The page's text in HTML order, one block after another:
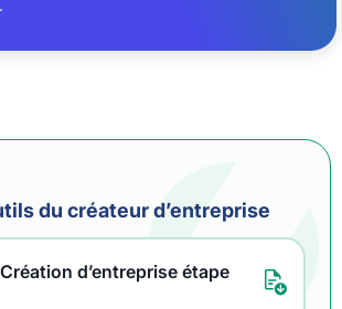
du créateur d’entreprise
d’entreprise étape